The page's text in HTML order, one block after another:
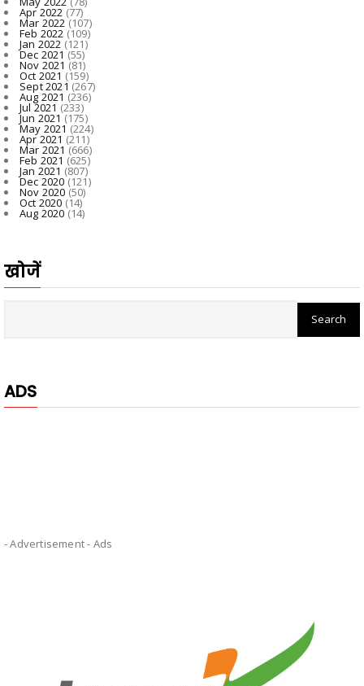
Apr 2022 (77)
Mar 2022(107)
Feb 2022 (109)
Jan 2022 (121)
Dec 2021 (55)
Nov 2021 (81)
Oct 2021 (159)
Sept 2021 (267)
Aug 2021 (236)
Jul 2021 (233)
Jun 2021(175)
May 2021(224)
Apr 2021 (211)
Mar 2021 (666)
Feb 2021 (625)
Jan 2021 (807)
Dec 2020(121)
Nov 2020 (50)
Oct 2020 (14)
Aug 2020(14)
खोजें
ADS
- Advertisement - Ads